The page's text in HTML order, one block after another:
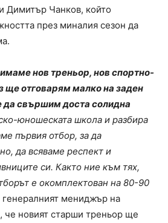
Димитър Чанков, който
през миналия сезон да
нов треньор, нов спортно-
ще отговарям малко на заден
да свършим доста солидна
юношеската школа и разбира
първия отбор, за да
да всяваме респект и
си. Както ние към тях,
е окомплектован на 80-90
генералният мениджър на
че новият старши треньор ще